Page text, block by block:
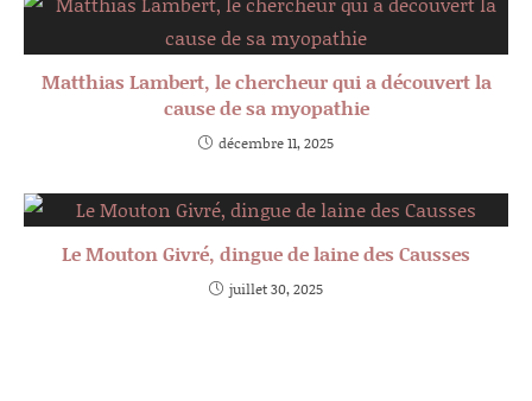
Matthias Lambert, le chercheur qui a découvert la
cause de sa myopathie
décembre 11, 2025
Le Mouton Givré, dingue de laine des Causses
juillet 30, 2025